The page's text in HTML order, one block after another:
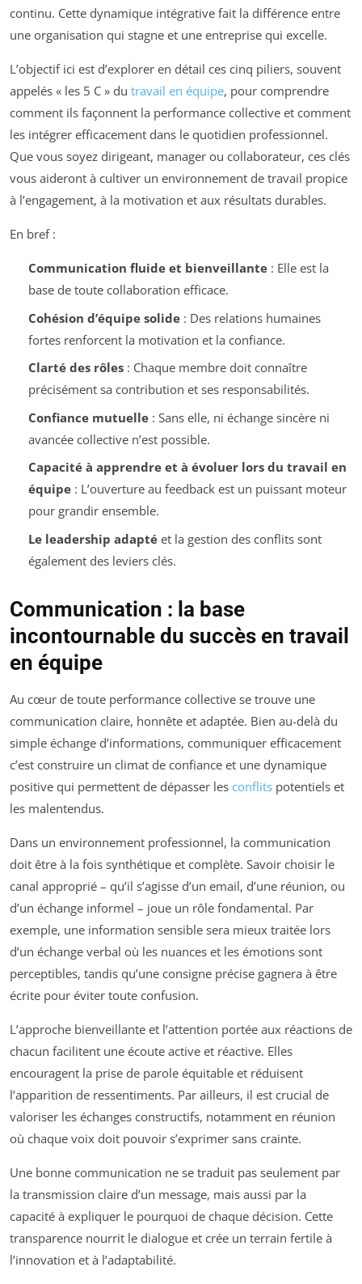
continu. Cette dynamique intégrative fait la différence entre
une organisation qui stagne et une entreprise qui excelle.
L’objectif ici est d’explorer en détail ces cinq piliers, souvent
appelés « les 5 C » du travail en équipe, pour comprendre
comment ils façonnent la performance collective et comment
les intégrer efficacement dans le quotidien professionnel.
Que vous soyez dirigeant, manager ou collaborateur, ces clés
vous aideront à cultiver un environnement de travail propice
à l’engagement, à la motivation et aux résultats durables.
En bref :
Communication fluide et bienveillante: Elle est la
base de toute collaboration efficace.
Cohésion d’équipe solide: Des relations humaines
fortes renforcent la motivation et la confiance.
Clarté des rôles: Chaque membre doit connaître
précisément sa contribution et ses responsabilités.
Confiance mutuelle: Sans elle, ni échange sincère ni
avancée collective n’est possible.
Capacité à apprendre et à évoluer lors du travail en
équipe: L’ouverture au feedback est un puissant moteur
pour grandir ensemble.
Le leadership adaptéet la gestion des conflits sont
également des leviers clés.
Communication : la base
incontournable du succès en travail
en équipe
Au cœur de toute performance collective se trouve une
communication claire, honnête et adaptée. Bien au-delà du
simple échange d’informations, communiquer efficacement
c’est construire un climat de confiance et une dynamique
positive qui permettent de dépasser les conflits potentiels et
les malentendus.
Dans un environnement professionnel, la communication
doit être à la fois synthétique et complète. Savoir choisir le
canal approprié – qu’il s’agisse d’un email, d’une réunion, ou
d’un échange informel – joue un rôle fondamental. Par
exemple, une information sensible sera mieux traitée lors
d’un échange verbal où les nuances et les émotions sont
perceptibles, tandis qu’une consigne précise gagnera à être
écrite pour éviter toute confusion.
L’approche bienveillante et l’attention portée aux réactions de
chacun facilitent une écoute active et réactive. Elles
encouragent la prise de parole équitable et réduisent
l’apparition de ressentiments. Par ailleurs, il est crucial de
valoriser les échanges constructifs, notamment en réunion
où chaque voix doit pouvoir s’exprimer sans crainte.
Une bonne communication ne se traduit pas seulement par
la transmission claire d’un message, mais aussi par la
capacité à expliquer le pourquoi de chaque décision. Cette
transparence nourrit le dialogue et crée un terrain fertile à
l’innovation et à l’adaptabilité.